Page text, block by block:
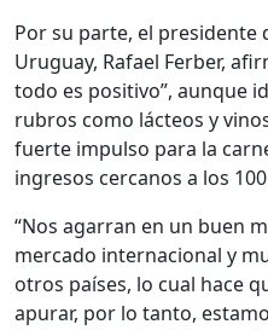
Por su parte, el presidente
Uruguay, Rafael Ferber,
todo es positivo”, aunque
rubros como lácteos y
fuerte impulso para la
ingresos cercanos a los
“Nos agarran en un buen
mercado internacional y
otros países, lo cual hace
apurar, por lo tanto,